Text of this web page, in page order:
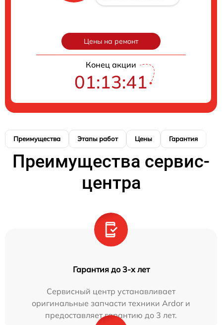
Цены на ремонт
Конец акции
01:13:40
Преимущества Этапы работ Цены Гарантия
Преимущества сервис-
центра
Гарантия до 3-х лет
Сервисный центр устанавливает
оригинальные запчасти техники Ardor и
предоставляет гарантию до 3 лет.